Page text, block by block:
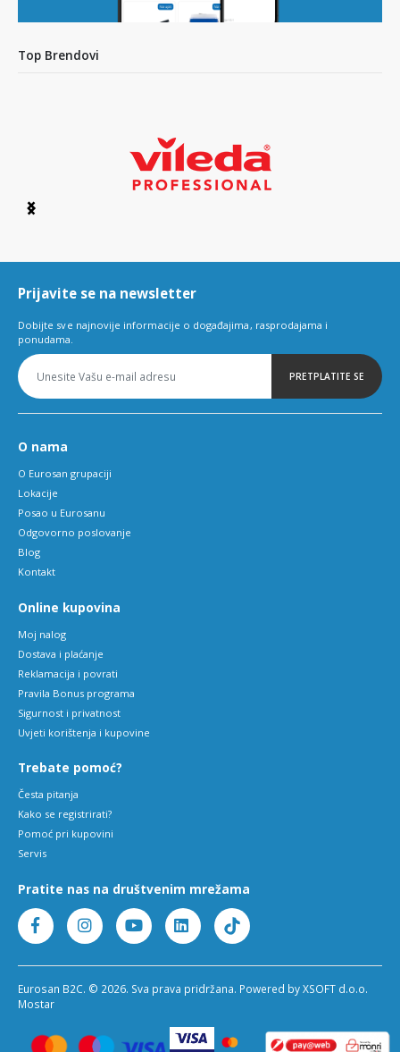
Top Brendovi
Item
6
Prijavite se na newsletter
Dobijte sve najnovije informacije o događajima, rasprodajama i
ponudama.
PRETPLATITE SE
O nama
O Eurosan grupaciji
Lokacije
Posao u Eurosanu
Odgovorno poslovanje
Blog
Kontakt
Online kupovina
Moj nalog
Dostava i plaćanje
Reklamacija i povrati
Pravila Bonus programa
Sigurnost i privatnost
Uvjeti korištenja i kupovine
Trebate pomoć?
Česta pitanja
Kako se registrirati?
Pomoć pri kupovini
Servis
Pratite nas na društvenim mrežama
Eurosan B2C. © 2026. Sva prava pridržana. Powered by XSOFT d.o.o.
Mostar